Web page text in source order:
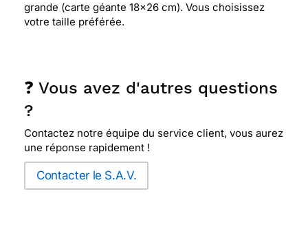
grande (carte géante 18x26 cm). Vous choisissez
votre taille préférée.
❓ Vous avez d'autres questions
?
Contactez notre équipe du service client, vous aurez
une réponse rapidement !
Contacter le S.A.V.